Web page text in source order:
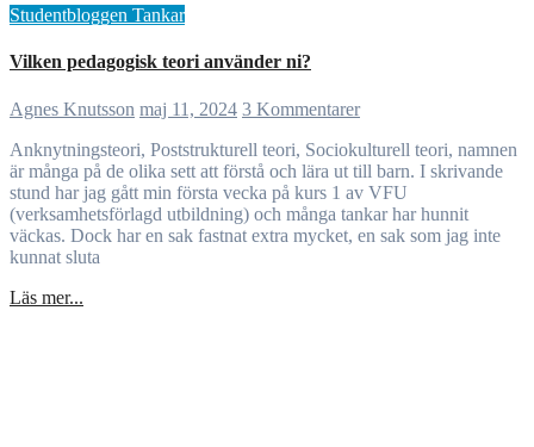
Studentbloggen Tankar
Vilken pedagogisk teori använder ni?
Agnes Knutsson maj 11, 2024 3 Kommentarer
Anknytningsteori, Poststrukturell teori, Sociokulturell teori, namnen
är många på de olika sett att förstå och lära ut till barn. I skrivande
stund har jag gått min första vecka på kurs 1 av VFU
(verksamhetsförlagd utbildning) och många tankar har hunnit
väckas. Dock har en sak fastnat extra mycket, en sak som jag inte
kunnat sluta
Läs mer...